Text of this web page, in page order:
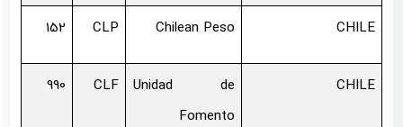
CHILE
Chilean Peso
CLP
152
CHILE
Unidad de
Fomento
CLF
990